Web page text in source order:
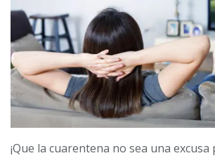
¡Que la cuarentena no sea una excusa